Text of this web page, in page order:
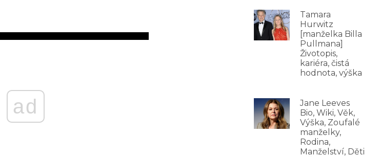
ad
Tamara
Hurwitz
[manželka Billa
Pullmana]
Životopis,
kariéra, čistá
hodnota, výška
Jane Leeves
Bio, Wiki, Věk,
Výška, Zoufalé
manželky,
Rodina,
Manželství, Děti